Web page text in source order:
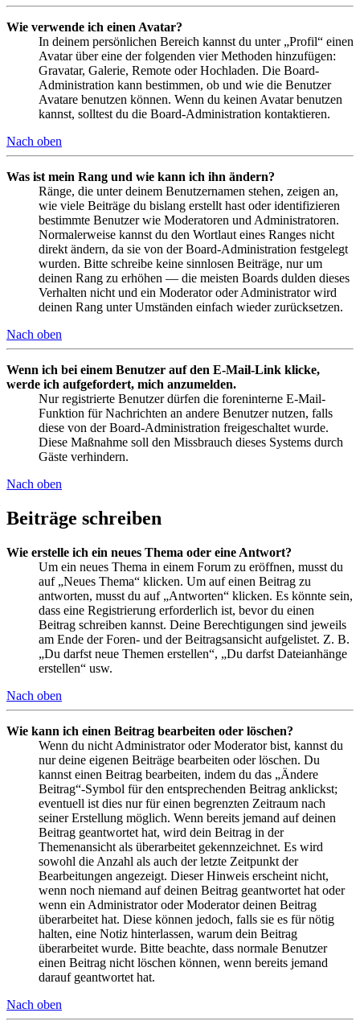
Wie verwende ich einen Avatar?
In deinem persönlichen Bereich kannst du unter „Profil“ einen
Avatar über eine der folgenden vier Methoden hinzufügen:
Gravatar, Galerie, Remote oder Hochladen. Die Board-
Administration kann bestimmen, ob und wie die Benutzer
Avatare benutzen können. Wenn du keinen Avatar benutzen
kannst, solltest du die Board-Administration kontaktieren.
Nach oben
Was ist mein Rang und wie kann ich ihn ändern?
Ränge, die unter deinem Benutzernamen stehen, zeigen an,
wie viele Beiträge du bislang erstellt hast oder identifizieren
bestimmte Benutzer wie Moderatoren und Administratoren.
Normalerweise kannst du den Wortlaut eines Ranges nicht
direkt ändern, da sie von der Board-Administration festgelegt
wurden. Bitte schreibe keine sinnlosen Beiträge, nur um
deinen Rang zu erhöhen — die meisten Boards dulden dieses
Verhalten nicht und ein Moderator oder Administrator wird
deinen Rang unter Umständen einfach wieder zurücksetzen.
Nach oben
Wenn ich bei einem Benutzer auf den E-Mail-Link klicke,
werde ich aufgefordert, mich anzumelden.
Nur registrierte Benutzer dürfen die foreninterne E-Mail-
Funktion für Nachrichten an andere Benutzer nutzen, falls
diese von der Board-Administration freigeschaltet wurde.
Diese Maßnahme soll den Missbrauch dieses Systems durch
Gäste verhindern.
Nach oben
Beiträge schreiben
Wie erstelle ich ein neues Thema oder eine Antwort?
Um ein neues Thema in einem Forum zu eröffnen, musst du
auf „Neues Thema“ klicken. Um auf einen Beitrag zu
antworten, musst du auf „Antworten“ klicken. Es könnte sein,
dass eine Registrierung erforderlich ist, bevor du einen
Beitrag schreiben kannst. Deine Berechtigungen sind jeweils
am Ende der Foren- und der Beitragsansicht aufgelistet. Z. B.
„Du darfst neue Themen erstellen“, „Du darfst Dateianhänge
erstellen“ usw.
Nach oben
Wie kann ich einen Beitrag bearbeiten oder löschen?
Wenn du nicht Administrator oder Moderator bist, kannst du
nur deine eigenen Beiträge bearbeiten oder löschen. Du
kannst einen Beitrag bearbeiten, indem du das „Ändere
Beitrag“-Symbol für den entsprechenden Beitrag anklickst;
eventuell ist dies nur für einen begrenzten Zeitraum nach
seiner Erstellung möglich. Wenn bereits jemand auf deinen
Beitrag geantwortet hat, wird dein Beitrag in der
Themenansicht als überarbeitet gekennzeichnet. Es wird
sowohl die Anzahl als auch der letzte Zeitpunkt der
Bearbeitungen angezeigt. Dieser Hinweis erscheint nicht,
wenn noch niemand auf deinen Beitrag geantwortet hat oder
wenn ein Administrator oder Moderator deinen Beitrag
überarbeitet hat. Diese können jedoch, falls sie es für nötig
halten, eine Notiz hinterlassen, warum dein Beitrag
überarbeitet wurde. Bitte beachte, dass normale Benutzer
einen Beitrag nicht löschen können, wenn bereits jemand
darauf geantwortet hat.
Nach oben